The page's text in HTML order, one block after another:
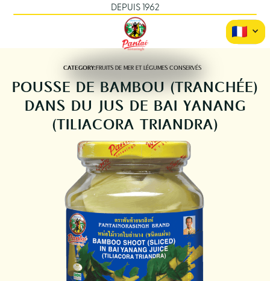
DEPUIS 1962
CATEGORY:FRUITS DE MER ET LÉGUMES CONSERVÉS
POUSSE DE BAMBOU (TRANCHÉE)
DANS DU JUS DE BAI YANANG
(TILIACORA TRIANDRA)